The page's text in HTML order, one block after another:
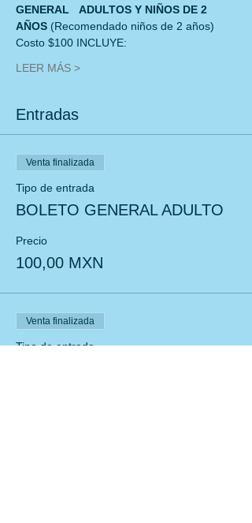
GENERAL   ADULTOS Y NIÑOS DE 2
AÑOS (Recomendado niños de 2 años)
Costo $100 INCLUYE:
LEER MÁS >
Entradas
Venta finalizada
Tipo de entrada
BOLETO GENERAL ADULTO
Precio
100,00 MXN
Venta finalizada
Tipo de entrada